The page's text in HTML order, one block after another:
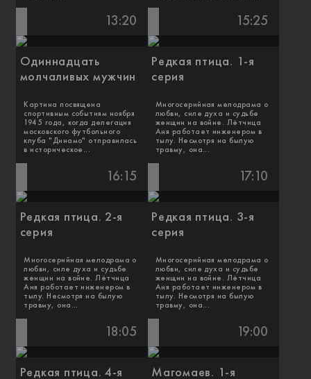
13:20
Одиннадцать
молчаливых мужчин
Картина посвящена
спортивным событиям ноября
1945 года, когда делегация
московского футбольного
клуба "Динамо" отправилась
в историческое...
15:25
Редкая птица. 1-я
серия
Многосерийная мелодрама о
любви, силе духа и судьбе
женщин на войне. Лётчица
Аня работает инженером в
тылу. Несмотря на былую
травму, она...
16:15
Редкая птица. 2-я
серия
Многосерийная мелодрама о
любви, силе духа и судьбе
женщин на войне. Лётчица
Аня работает инженером в
тылу. Несмотря на былую
травму, она...
17:10
Редкая птица. 3-я
серия
Многосерийная мелодрама о
любви, силе духа и судьбе
женщин на войне. Лётчица
Аня работает инженером в
тылу. Несмотря на былую
травму, она...
18:05
Редкая птица. 4-я
19:00
Магомаев. 1-я